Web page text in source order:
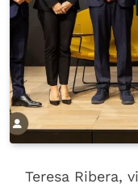
Teresa Ribera,